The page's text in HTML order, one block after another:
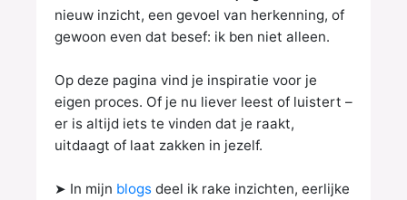
nieuw inzicht, een gevoel van herkenning, of
gewoon even dat besef: ik ben niet alleen.
Op deze pagina vind je inspiratie voor je
eigen proces. Of je nu liever leest of luistert –
er is altijd iets te vinden dat je raakt,
uitdaagt of laat zakken in jezelf.
➤ In mijn blogs deel ik rake inzichten, eerlijke